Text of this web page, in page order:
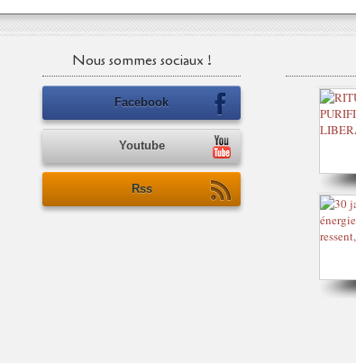
Nous sommes sociaux !
Facebook
Youtube
Rss